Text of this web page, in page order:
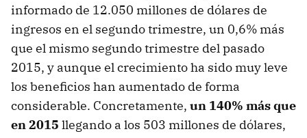
informado de 12.050 millones de dólares de
ingresos en el segundo trimestre, un 0,6% más
que el mismo segundo trimestre del pasado
2015, y aunque el crecimiento ha sido muy leve
los beneficios han aumentado de forma
considerable. Concretamente, un 140% más que
en 2015 llegando a los 503 millones de dólares,